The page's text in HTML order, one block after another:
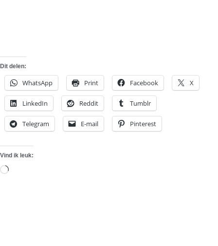
Dit delen:
WhatsApp Print Facebook X
LinkedIn Reddit Tumblr
Telegram E-mail Pinterest
Vind ik leuk:
Aan